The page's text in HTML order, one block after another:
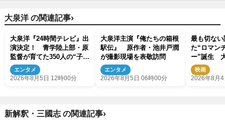
大泉洋 の関連記事›
大泉洋『24時間テレビ』出
演決定！ 青学陸上部・原
監督が育てた350人の“子ど
もたち”の物語と向き合う
エンタメ
2026年8月5日 12時00分
大泉洋主演『俺たちの箱根
駅伝』 原作者・池井戸潤
が撮影現場を表敬訪問
エンタメ
2026年8月5日 06時00分
最も切な
た“ロマン
ー”誕生
平『BYE
はBARに
映画
2026年8月
新解釈・三國志 の関連記事›